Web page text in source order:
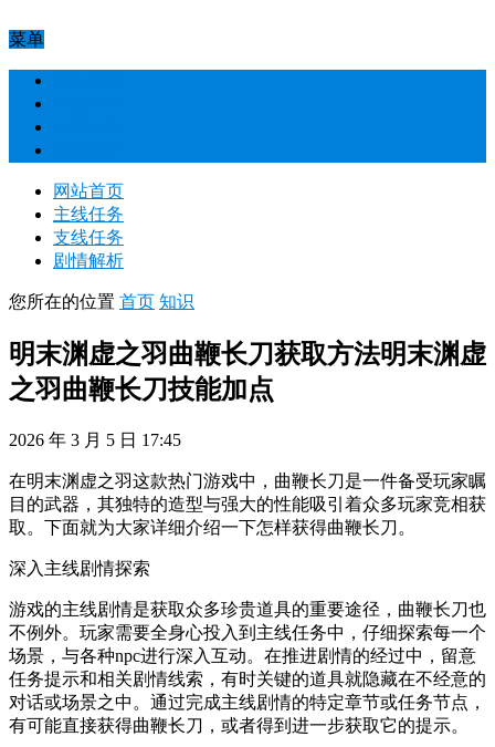
菜单
网站首页
主线任务
支线任务
剧情解析
您所在的位置 首页 知识
明末渊虚之羽曲鞭长刀获取方法明末渊虚
之羽曲鞭长刀技能加点
2026 年 3 月 5 日 17:45
在明末渊虚之羽这款热门游戏中，曲鞭长刀是一件备受玩家瞩
目的武器，其独特的造型与强大的性能吸引着众多玩家竞相获
取。下面就为大家详细介绍一下怎样获得曲鞭长刀。
深入主线剧情探索
游戏的主线剧情是获取众多珍贵道具的重要途径，曲鞭长刀也
不例外。玩家需要全身心投入到主线任务中，仔细探索每一个
场景，与各种npc进行深入互动。在推进剧情的经过中，留意
任务提示和相关剧情线索，有时关键的道具就隐藏在不经意的
对话或场景之中。通过完成主线剧情的特定章节或任务节点，
有可能直接获得曲鞭长刀，或者得到进一步获取它的提示。